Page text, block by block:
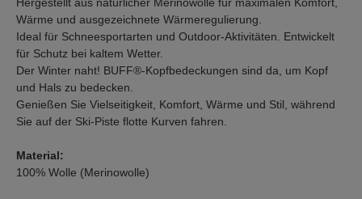
Wärme und ausgezeichnete Wärmeregulierung.
Ideal für Schneesportarten und Outdoor-Aktivitäten. Entwickelt
für Schutz bei kaltem Wetter.
Der Winter naht! BUFF®-Kopfbedeckungen sind da, um Kopf
und Hals zu bedecken.
Genießen Sie Vielseitigkeit, Komfort, Wärme und Stil, während
Sie auf der Ski-Piste flotte Kurven fahren.
Material:
100% Wolle (Merinowolle)